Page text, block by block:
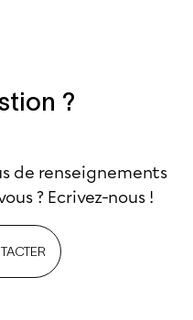
?
de renseignements
? Ecrivez-nous !